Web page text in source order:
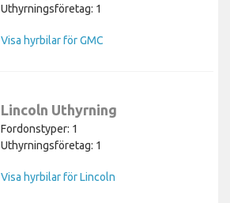
Uthyrningsföretag: 1
Visa hyrbilar för GMC
Lincoln Uthyrning
Fordonstyper: 1
Uthyrningsföretag: 1
Visa hyrbilar för Lincoln